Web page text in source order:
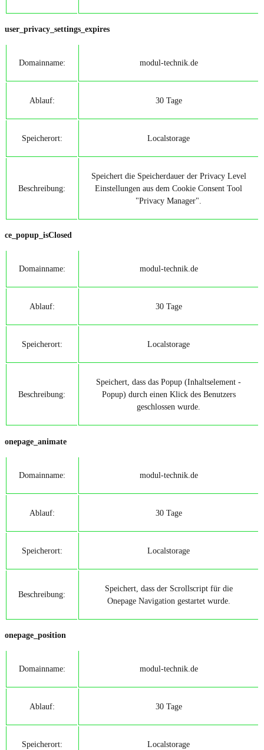
user_privacy_settings_expires
Domainname: modul-technik.de
Ablauf: 30 Tage
Speicherort: Localstorage
Beschreibung:
Speichert die Speicherdauer der Privacy Level
Einstellungen aus dem Cookie Consent Tool
"Privacy Manager".
ce_popup_isClosed
Domainname: modul-technik.de
Ablauf: 30 Tage
Speicherort: Localstorage
Beschreibung:
Speichert, dass das Popup (Inhaltselement -
Popup) durch einen Klick des Benutzers
geschlossen wurde.
onepage_animate
Domainname: modul-technik.de
Ablauf: 30 Tage
Speicherort: Localstorage
Beschreibung:
Speichert, dass der Scrollscript für die
Onepage Navigation gestartet wurde.
onepage_position
Domainname: modul-technik.de
Ablauf: 30 Tage
Speicherort: Localstorage